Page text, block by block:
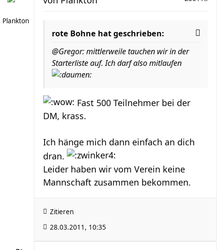
Plankton
rote Bohne hat geschrieben:
@Gregor: mittlerweile tauchen wir in der
Starterliste auf. Ich darf also mitlaufen
Fast 500 Teilnehmer bei der
DM, krass.
Ich hänge mich dann einfach an dich
dran.
Leider haben wir vom Verein keine
Mannschaft zusammen bekommen.
Zitieren
28.03.2011, 10:35